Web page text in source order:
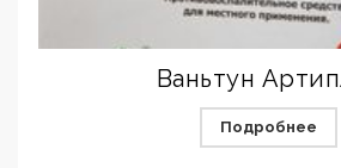
Ваньтун
Подробнее